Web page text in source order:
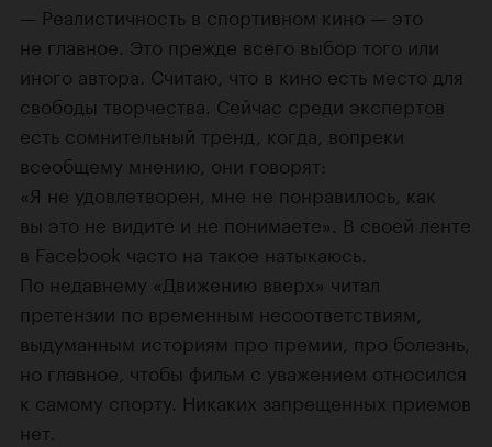
— Реалистичность в спортивном кино — это
не главное. Это прежде всего выбор того или
иного автора. Считаю, что в кино есть место для
свободы творчества. Сейчас среди экспертов
есть сомнительный тренд, когда, вопреки
всеобщему мнению, они говорят:
«Я не удовлетворен, мне не понравилось, как
вы это не видите и не понимаете». В своей ленте
в Facebook часто на такое натыкаюсь.
По недавнему «Движению вверх» читал
претензии по временным несоответствиям,
выдуманным историям про премии, про болезнь,
но главное, чтобы фильм с уважением относился
к самому спорту. Никаких запрещенных приемов
нет.